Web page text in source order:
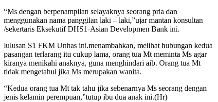
“Ms dengan berpenampilan selayaknya seorang pria dan
menggunakan nama panggilan laki – laki,”ujar mantan konsultan
/sekertaris Eksekutif DHS1-Asian Developmen Bank ini.
lulusan S1 FKM Unhas ini.menambahkan, melihat hubungan kedua
pasangan terlarang itu cukup lama, orang tua Mt meminta Ms agar
kiranya menikahi anaknya, guna menghindari aib. Orang tua Mt
tidak mengetahui jika Ms merupakan wanita.
“Kedua orang tua Mt tak tahu jika sebenarnya Ms seorang dengan
jenis kelamin perempuan,”tutup ibu dua anak ini.(Hr)